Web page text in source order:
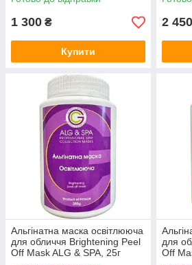
1 300 ₴
Купити
2 450
Альгінатна маска освітлююча
для обличчя Brightening Peel
Off Mask ALG & SPA, 25г
для
Off